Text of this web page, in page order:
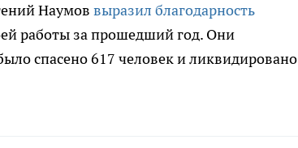
Наумов выразил благодарность
работы за прошедший год. Они
спасено 617 человек и ликвидировано